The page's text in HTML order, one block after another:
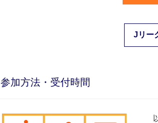
Jリー
参加方法・受付時間